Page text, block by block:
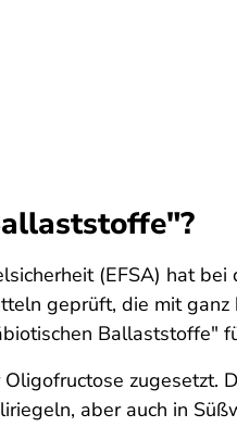
(EFSA) hat
geprüft, die mit
Ballaststoffe"
zugesetzt.
aber auch in